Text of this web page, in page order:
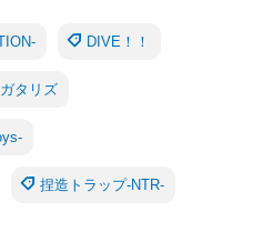
DIVE！！
タリズ
捏造トラップ-NTR-